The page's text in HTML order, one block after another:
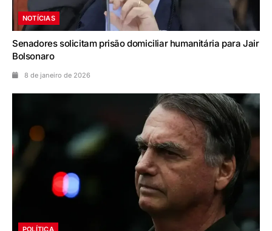
NOTÍCIAS
Senadores solicitam prisão domiciliar humanitária para Jair
Bolsonaro
8 de janeiro de 2026
POLÍTICA